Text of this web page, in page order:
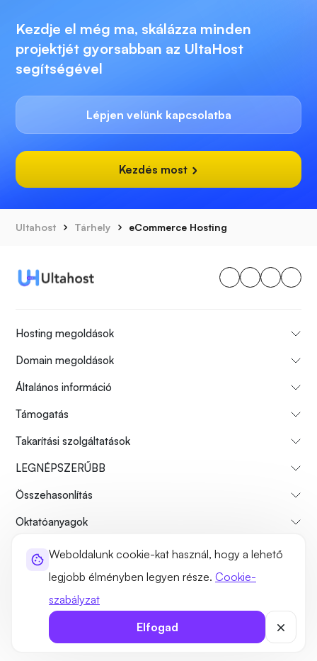
Weboldalunk cookie-kat használ, hogy a lehető
legjobb élményben legyen része. Cookie-
szabályzat
Elfogad
Kezdje el még ma, skálázza minden
projektjét gyorsabban az UltaHost
segítségével
Lépjen velünk kapcsolatba
Kezdés most
Ultahost Tárhely eCommerce Hosting
Hosting megoldások
Domain megoldások
Általános információ
Támogatás
Takarítási szolgáltatások
LEGNÉPSZERŰBB
Összehasonlítás
Oktatóanyagok
Rólunk
Adatvédelmi szabályzatJogszerűségWebhelytérkép
©2026 UltaHost - Minden jog fenntartva